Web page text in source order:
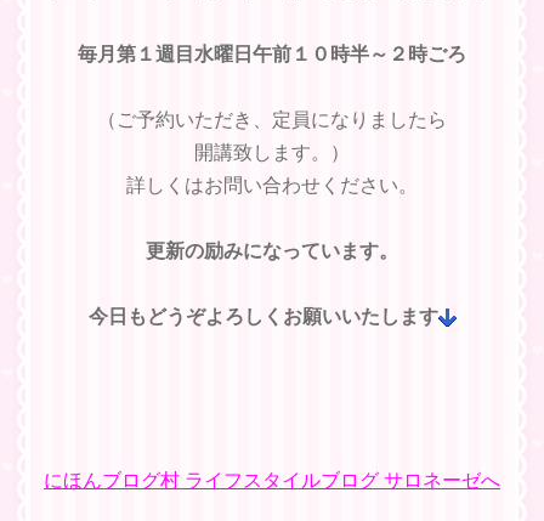
毎月第１週目水曜日午前１０時半～２時ごろ
（ご予約いただき、定員になりましたら
開講致します。）
詳しくはお問い合わせください。
更新の励みになっています。
今日もどうぞよろしくお願いいたします
にほんブログ村 ライフスタイルブログ サロネーゼへ